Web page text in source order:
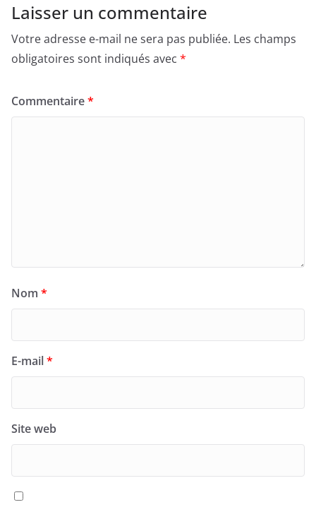
Laisser un commentaire
Votre adresse e-mail ne sera pas publiée. Les champs
obligatoires sont indiqués avec *
Commentaire*
Nom *
E-mail*
Site web